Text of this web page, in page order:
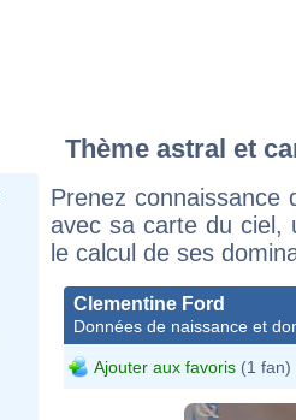
Thème astral et
Prenez connaissance
avec sa carte du ciel,
le calcul de ses
Clementine Ford
Données de naissance et
Ajouter aux favoris (1 fan)